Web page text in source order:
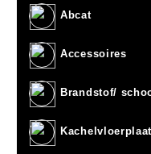
Abcat
Accessoires
Brandstof/
Kachelvloerplaat